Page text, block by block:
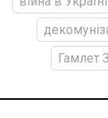
Гамлет